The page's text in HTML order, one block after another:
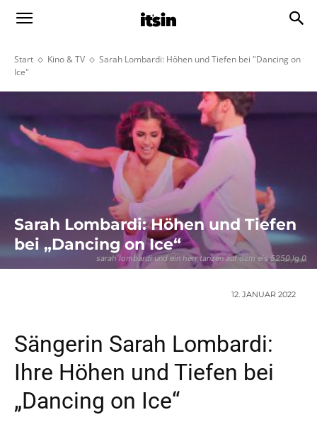
Start Kino & TV
Sarah Lombardi: Höhen und Tiefen bei "Dancing on
Ice"
sarah lombardi und ein herr tanzen auf dem eis 5250 lg 0
Sarah Lombardi: Höhen und Tiefen
bei „Dancing on Ice“
12. JANUAR 2022
Sängerin Sarah Lombardi:
Ihre Höhen und Tiefen bei
„Dancing on Ice“